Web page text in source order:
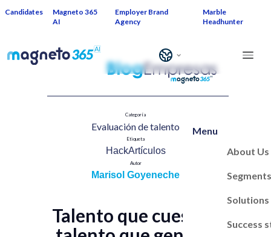
Candidates
Magneto 365
AI
Employer Brand
Agency
Marble
Headhunter
Menu
About Us
Segments
Solutions
Success
Categoría
Evaluación de talent​o
Etiqueta
HackArtículos
Autor
Marisol Goyeneche
Talento que cuesta o